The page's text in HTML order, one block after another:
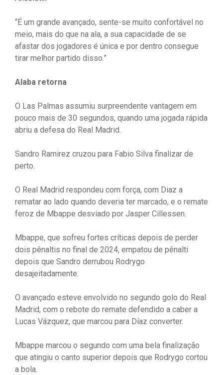
“É um grande avançado, sente-se muito confortável no
meio, mais do que na ala, a sua capacidade de se
afastar dos jogadores é única e por dentro consegue
tirar melhor partido disso.”
Alaba retorna
O Las Palmas assumiu surpreendente vantagem em
pouco mais de 30 segundos, quando uma jogada rápida
abriu a defesa do Real Madrid.
Sandro Ramirez cruzou para Fabio Silva finalizar de
perto.
O Real Madrid respondeu com força, com Diaz a
rematar ao lado quando deveria ter marcado, e o remate
feroz de Mbappe desviado por Jasper Cillessen.
Mbappe, que sofreu fortes críticas depois de perder
dois pênaltis no final de 2024, empatou de pênalti
depois que Sandro derrubou Rodrygo
desajeitadamente.
O avançado esteve envolvido no segundo golo do Real
Madrid, com o rebote do remate defendido a caber a
Lucas Vázquez, que marcou para Díaz converter.
Mbappe marcou o segundo com uma bela finalização
que atingiu o canto superior depois que Rodrygo cortou
a bola.